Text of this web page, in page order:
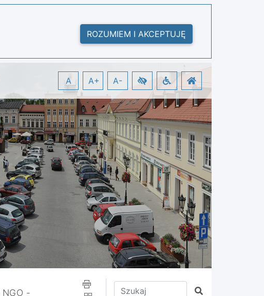
ROZUMIEM I AKCEPTUJĘ
A A+ A-
NGO -
Wpisz tekst do wyszukania
Szukaj